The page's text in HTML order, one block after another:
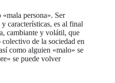
persona». Ser
características, es al final
cambiante y volátil, que
de la sociedad en
como alguien «malo» se
se puede volver